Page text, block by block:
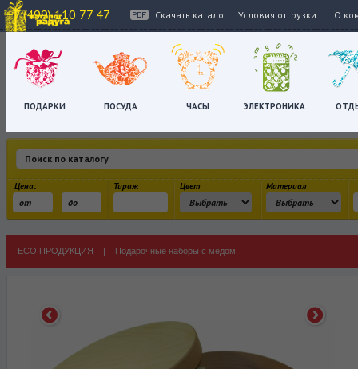
+7 (499) 110 77 47 Скачать каталог Условия отгрузки О
ПОДАРКИ ПОСУДА ЧАСЫ ЭЛЕКТРОНИКА
Цена: Тираж Цвет Материал
ECO ПРОДУКЦИЯ | Подарочные наборы с медом